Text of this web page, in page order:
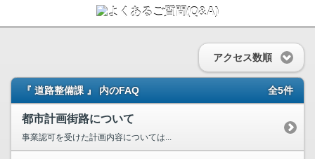
アクセス数順
『 道路整備課 』 内のFAQ 全5件
都市計画街路について
事業認可を受けた計画内容については...